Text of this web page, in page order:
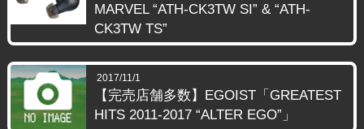
MARVEL “ATH-CK3TW SI” & “ATH-
CK3TW TS”
2017/11/1
【完売店舗多数】EGOIST「GREATEST
HITS 2011-2017 “ALTER EGO”」